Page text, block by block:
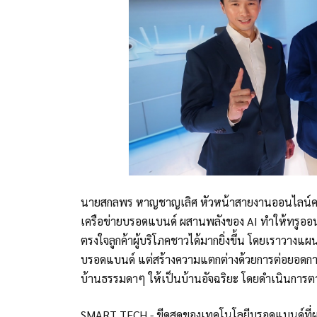
นายสกลพร หาญชาญเลิศ หัวหน้าสายงานออนไลน์
เครือข่ายบรอดแบนด์ ผสานพลังของ AI ทำให้ทรูอ
ตรงใจลูกค้าผู้บริโภคชาวได้มากยิ่งขึ้น โดยเราวาง
บรอดแบนด์ แต่สร้างความแตกต่างด้วยการต่อยอด
บ้านธรรมดาๆ ให้เป็นบ้านอัจฉริยะ โดยดำเนินการ